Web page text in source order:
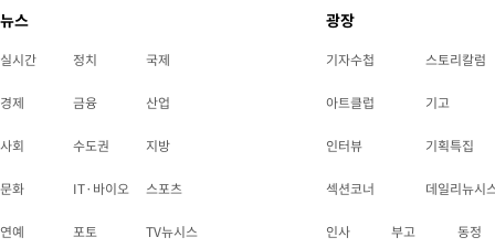
뉴스
실시간 정치 국제
경제 금융 산업
사회 수도권 지방
문화 IT·바이오 스포츠
연예 포토 TV뉴시스
광장
기자수첩 스토리칼럼
아트클럽 기고
인터뷰 기획특집
섹션코너 데일리뉴시
인사 부고 동정